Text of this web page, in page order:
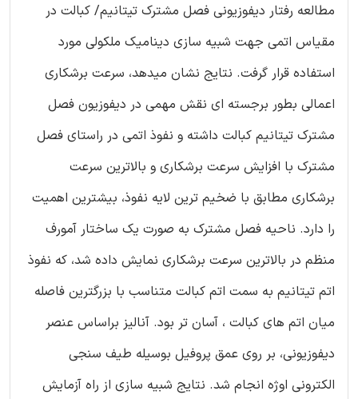
مطالعه رفتار دیفوزیونی فصل مشترک تیتانیم/ کبالت در
مقیاس اتمی جهت شبیه سازی دینامیک ملکولی مورد
استفاده قرار گرفت. نتایج نشان میدهد، سرعت برشکاری
اعمالی بطور برجسته ای نقش مهمی در دیفوزیون فصل
مشترک تیتانیم کبالت داشته و نفوذ اتمی در راستای فصل
مشترک با افزایش سرعت برشکاری و بالاترین سرعت
برشکاری مطابق با ضخیم ترین لایه نفوذ، بیشترین اهمیت
را دارد. ناحیه فصل مشترک به صورت یک ساختار آمورف
منظم در بالاترین سرعت برشکاری نمایش داده شد، که نفوذ
اتم تیتانیم به سمت اتم کبالت متناسب با بزرگترین فاصله
میان اتم های کبالت ، آسان تر بود. آنالیز براساس عنصر
دیفوزیونی، بر روی عمق پروفیل بوسیله طیف سنجی
الکترونی اوژه انجام شد. نتایج شبیه سازی از راه آزمایش